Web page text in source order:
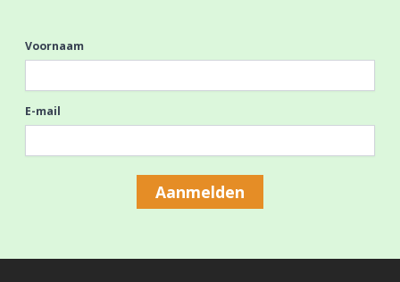
Voornaam
E-mail
Aanmelden